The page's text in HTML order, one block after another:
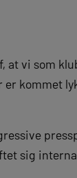
at vi som
er kommet
sig